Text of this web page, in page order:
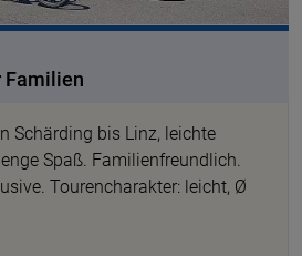
Familien
Schärding bis Linz, leichte
Spaß. Familienfreundlich.
Tourencharakter: leicht, Ø